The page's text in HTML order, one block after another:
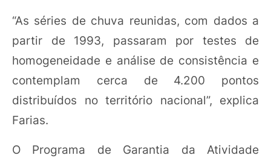
“As séries de chuva reunidas, com dados a
partir de 1993, passaram por testes de
homogeneidade e análise de consistência e
contemplam cerca de 4.200 pontos
distribuídos no território nacional”, explica
Farias.
O Programa de Garantia da Atividade